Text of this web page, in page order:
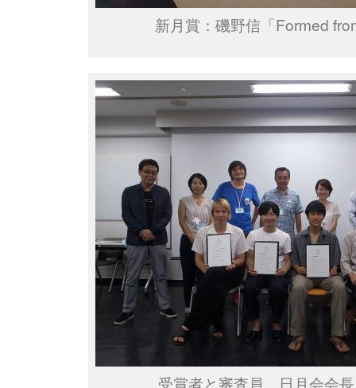
新月賞：磯野信「Formed
受賞者と審査員、日月会会